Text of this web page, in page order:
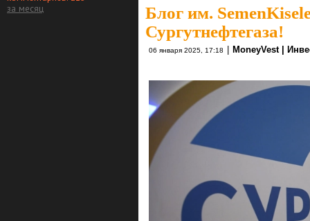
за месяц
Блог им.
Сургутнефтегаза!
06 января 2025, 17:18 MoneyVest |